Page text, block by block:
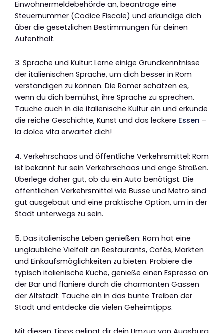
Einwohnermeldebehörde an, beantrage eine
Steuernummer (Codice Fiscale) und erkundige dich
über die gesetzlichen Bestimmungen für deinen
Aufenthalt.
3. Sprache und Kultur: Lerne einige Grundkenntnisse
der italienischen Sprache, um dich besser in Rom
verständigen zu können. Die Römer schätzen es,
wenn du dich bemühst, ihre Sprache zu sprechen.
Tauche auch in die italienische Kultur ein und erkunde
die reiche Geschichte, Kunst und das leckere Essen –
la dolce vita erwartet dich!
4. Verkehrschaos und öffentliche Verkehrsmittel: Rom
ist bekannt für sein Verkehrschaos und enge Straßen.
Überlege daher gut, ob du ein Auto benötigst. Die
öffentlichen Verkehrsmittel wie Busse und Metro sind
gut ausgebaut und eine praktische Option, um in der
Stadt unterwegs zu sein.
5. Das italienische Leben genießen: Rom hat eine
unglaubliche Vielfalt an Restaurants, Cafés, Märkten
und Einkaufsmöglichkeiten zu bieten. Probiere die
typisch italienische Küche, genieße einen Espresso an
der Bar und flaniere durch die charmanten Gassen
der Altstadt. Tauche ein in das bunte Treiben der
Stadt und entdecke die vielen Geheimtipps.